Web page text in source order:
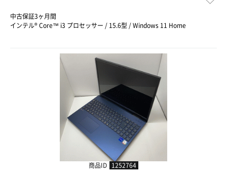
中古保証3ヶ月間
インテル® Core™ i3 プロセッサー / 15.6型 / Windows 11 Home
商品ID 1252764